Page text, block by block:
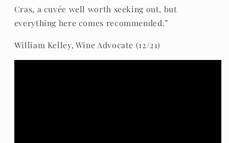
Cras, a cuvée well worth seeking out, but
everything here comes recommended.”
William Kelley, Wine Advocate (12/21)